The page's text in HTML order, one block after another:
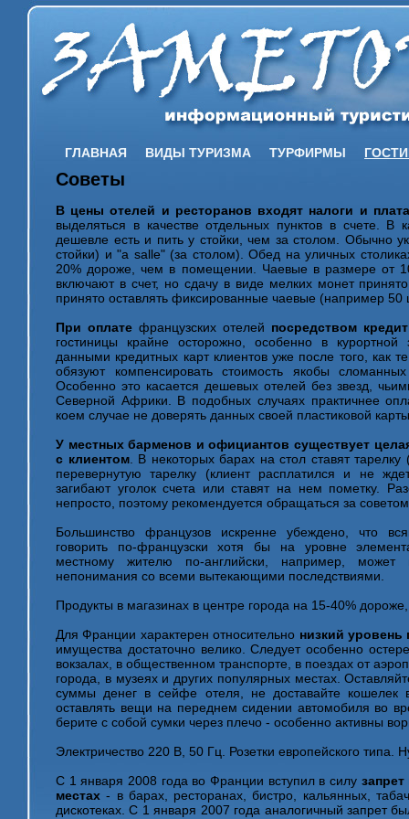
ГЛАВНАЯ ВИДЫ ТУРИЗМА ТУРФИРМЫ
Советы
В цены отелей и ресторанов входят налоги и
выделяться в качестве отдельных пунктов в счете. В
дешевле есть и пить у стойки, чем за столом. Обычно
стойки) и "а salle" (за столом). Обед на уличных
20% дороже, чем в помещении. Чаевые в размере от
включают в счет, но сдачу в виде мелких монет
принято оставлять фиксированные чаевые (например 50
При оплате французских отелей посредством
гостиницы крайне осторожно, особенно в
данными кредитных карт клиентов уже после того, как
обязуют компенсировать стоимость якобы
Особенно это касается дешевых отелей без звезд,
Северной Африки. В подобных случаях практичнее
коем случае не доверять данных своей пластиковой
У местных барменов и официантов существует
с клиентом. В некоторых барах на стол ставят
перевернутую тарелку (клиент расплатился и не
загибают уголок счета или ставят на нем пометку.
непросто, поэтому рекомендуется обращаться за
Большинство французов искренне убеждено, что
говорить по-французски хотя бы на уровне
местному жителю по-английски, например, может
непонимания со всеми вытекающими последствиями.
Продукты в магазинах в центре города на 15-40%
Для Франции характерен относительно низкий уровень
имущества достаточно велико. Следует особенно
вокзалах, в общественном транспорте, в поездах от
города, в музеях и других популярных местах.
суммы денег в сейфе отеля, не доставайте кошелек
оставлять вещи на переднем сидении автомобиля во
берите с собой сумки через плечо - особенно активны
Электричество 220 В, 50 Гц. Розетки европейского типа.
С 1 января 2008 года во Франции вступил в силу
местах- в барах, ресторанах, бистро, кальянных,
дискотеках. С 1 января 2007 года аналогичный запрет